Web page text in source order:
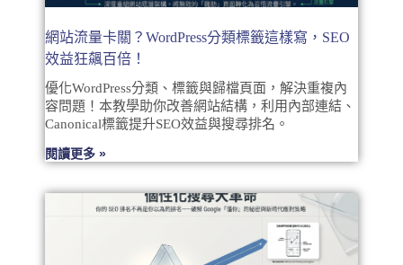
網站流量卡關？WordPress分類標籤這樣寫，SEO
效益狂飆百倍！
優化WordPress分類、標籤與歸檔頁面，解決重複內
容問題！本教學助你改善網站結構，利用內部連結、
Canonical標籤提升SEO效益與搜尋排名。
閱讀更多 »